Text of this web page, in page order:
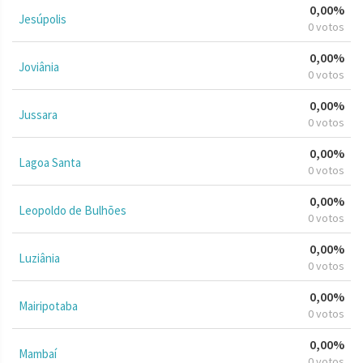
Jesúpolis
0,00%
0 votos
Joviânia
0,00%
0 votos
Jussara
0,00%
0 votos
Lagoa Santa
0,00%
0 votos
Leopoldo de Bulhões
0,00%
0 votos
Luziânia
0,00%
0 votos
Mairipotaba
0,00%
0 votos
Mambaí
0,00%